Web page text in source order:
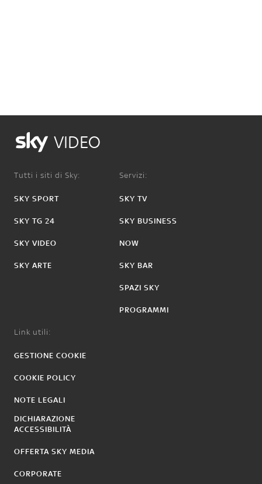
VIDEO
Tutti i siti di Sky:
SKY SPORT
SKY TG 24
SKY VIDEO
SKY ARTE
Servizi:
SKY TV
SKY BUSINESS
NOW
SKY BAR
SPAZI SKY
PROGRAMMI
Link utili:
GESTIONE COOKIE
COOKIE POLICY
NOTE LEGALI
DICHIARAZIONE
ACCESSIBILITÀ
OFFERTA SKY MEDIA
CORPORATE